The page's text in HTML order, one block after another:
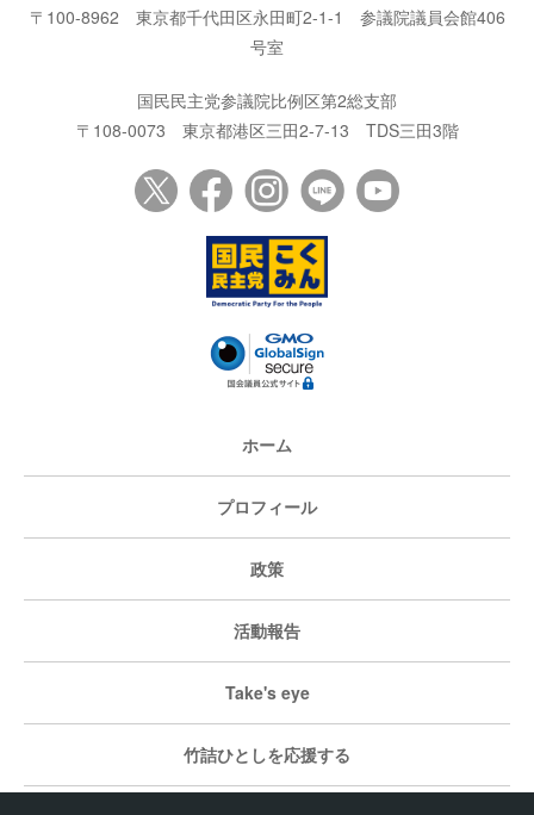
〒100-8962
東京都千代田区永田町2-1-1
参議院議員会館406
号室
国民民主党参議院比例区第2総支部
〒108-0073
東京都港区三田2-7-13 TDS三田3階
ホーム
プロフィール
政策
活動報告
Take's eye
竹詰ひとしを応援する